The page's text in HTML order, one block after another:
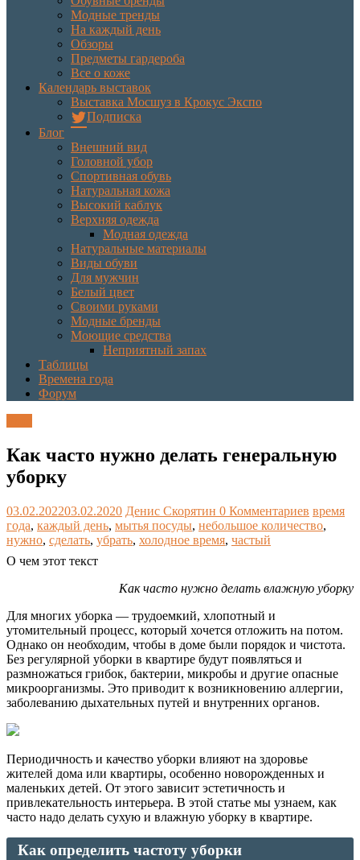
Модные тренды
На каждый день
Обзоры
Предметы гардероба
Все о коже
Календарь выставок
Выставка Мосшуз в Крокус Экспо
Подписка
Блог
Внешний вид
Головной убор
Спортивная обувь
Натуральная кожа
Высокий каблук
Верхняя одежда
Модная одежда
Натуральные материалы
Виды обуви
Для мужчин
Белый цвет
Своими руками
Модные бренды
Моющие средства
Неприятный запах
Таблицы
Времена года
Форум
Как часто нужно делать генеральную
уборку
03.02.202203.02.2020 Денис Скорятин 0 Комментариев время
года, каждый день, мытья посуды, небольшое количество,
нужно, сделать, убрать, холодное время, частый
О чем этот текст
Как часто нужно делать влажную уборку
Для многих уборка — трудоемкий, хлопотный и
утомительный процесс, который хочется отложить на потом.
Однако он необходим, чтобы в доме были порядок и чистота.
Без регулярной уборки в квартире будут появляться и
размножаться грибок, бактерии, микробы и другие опасные
микроорганизмы. Это приводит к возникновению аллергии,
заболеванию дыхательных путей и внутренних органов.
Периодичность и качество уборки влияют на здоровье
жителей дома или квартиры, особенно новорожденных и
маленьких детей. От этого зависит эстетичность и
привлекательность интерьера. В этой статье мы узнаем, как
часто надо делать сухую и влажную уборку в квартире.
Как определить частоту уборки